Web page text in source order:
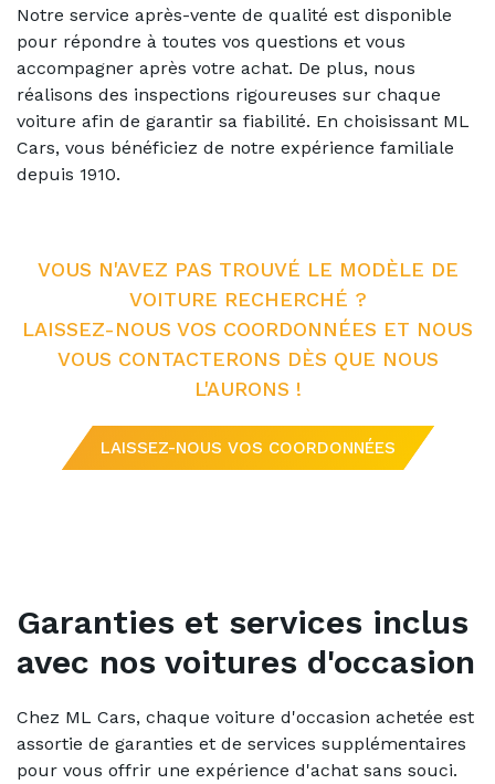
Notre service après-vente de qualité est disponible
pour répondre à toutes vos questions et vous
accompagner après votre achat. De plus, nous
réalisons des inspections rigoureuses sur chaque
voiture afin de garantir sa fiabilité. En choisissant ML
Cars, vous bénéficiez de notre expérience familiale
depuis 1910.
VOUS N'AVEZ PAS TROUVÉ LE MODÈLE DE
VOITURE RECHERCHÉ ?
LAISSEZ-NOUS VOS COORDONNÉES ET NOUS
VOUS CONTACTERONS DÈS QUE NOUS
L'AURONS !
LAISSEZ-NOUS VOS COORDONNÉES
Garanties et services inclus
avec nos voitures d'occasion
Chez ML Cars, chaque voiture d'occasion achetée est
assortie de garanties et de services supplémentaires
pour vous offrir une expérience d'achat sans souci.